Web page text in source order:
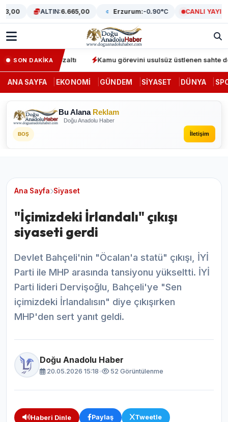
ALTIN:6.665,00 Erzurum:-0.90°C CANLI YAYIN
SON DAKİKA
64 gözaltı Kamu görevini usulsüz üstlenen sahte
ANA SAYFA EKONOMI GÜNDEM SIYASET DÜNYA
Bu Alana Reklam
Doğu Anadolu Haber
BOŞ İletişim
Ana Sayfa Siyaset
"İçimizdeki İrlandalı" çıkışı
siyaseti gerdi
Devlet Bahçeli'nin "Öcalan'a statü" çıkışı, İYİ
Parti ile MHP arasında tansiyonu yükseltti. İYİ
Parti lideri Dervişoğlu, Bahçeli'ye "Sen
içimizdeki İrlandalısın" diye çıkışırken
MHP'den sert yanıt geldi.
Doğu Anadolu Haber
20.05.2026 15:18• 52 Görüntülenme
Haberi Dinle Paylaş Tweetle